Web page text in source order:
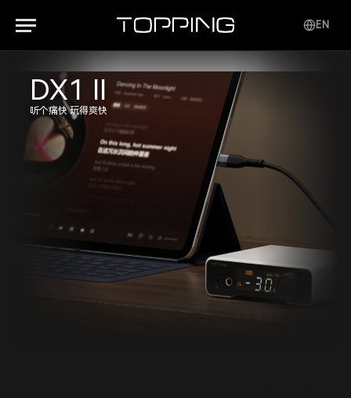
EN
DX1 II
听个痛快 玩得爽快